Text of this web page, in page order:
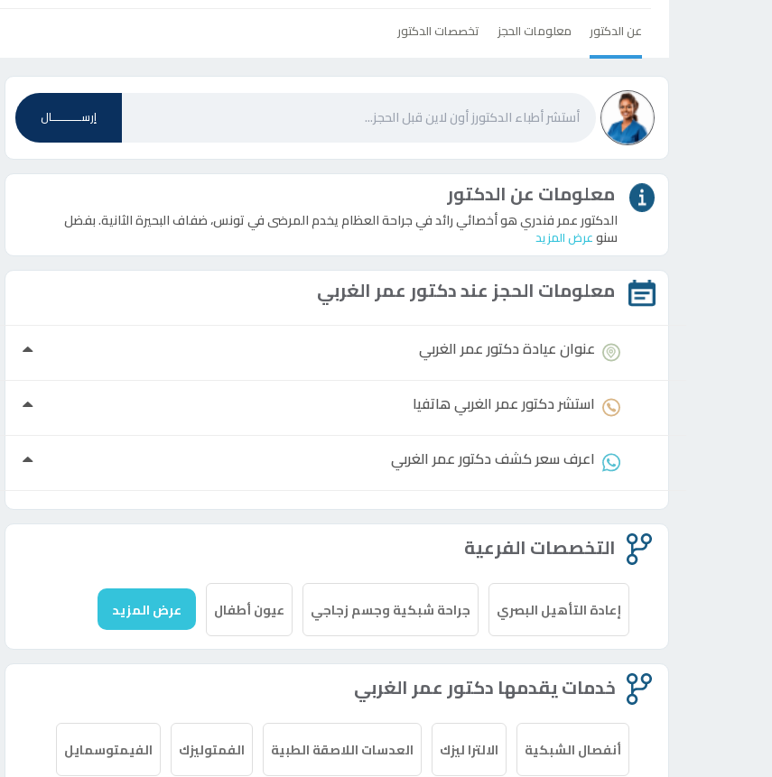
عن الدكتور معلومات الحجز تخصصات الدكتور
إرســـــــــــال
معلومات عن الدكتور
الدكتور عمر فندري هو أخصائي رائد في جراحة العظام يخدم المرضى في تونس، ضفاف البحيرة الثانية. بفضل
سنوعرض المزيد
معلومات الحجز عنددكتورعمر الغربي
عنوان عيادةدكتورعمر الغربي
استشردكتورعمر الغربي هاتفيا
اعرف سعر كشفدكتورعمر الغربي
التخصصات الفرعية
إعادة التأهيل البصري جراحة شبكية وجسم زجاجي عيون أطفال عرض المزيد
خدمات يقدمها دكتور عمر الغربي
أنفصال الشبكية الالترا ليزك العدسات اللاصقة الطبية الفمتوليزك الفيمتوسمايل